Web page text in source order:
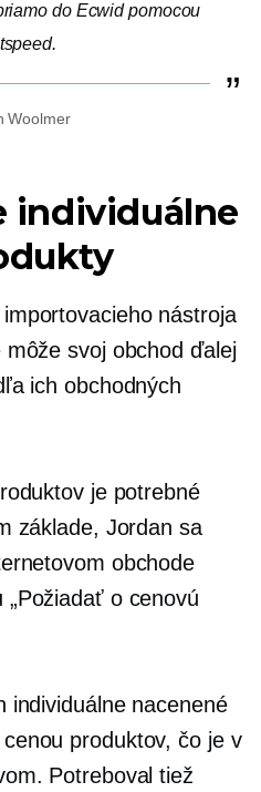
do Ecwid pomocou
Woolmer
individuálne
nástroja
svoj obchod ďalej
ich obchodných
je potrebné
základe, Jordan sa
obchode
o cenovú
individuálne nacenené
produktov, čo je v
Potreboval tiež